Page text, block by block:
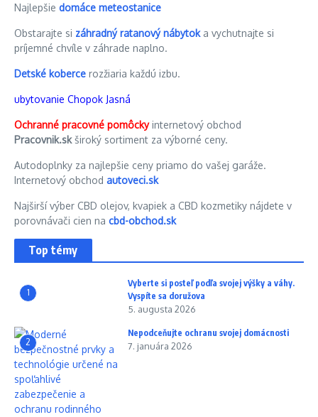
Najlepšie domáce meteostanice
Obstarajte si záhradný ratanový nábytoka vychutnajte si
príjemné chvíle v záhrade naplno.
Detské koberce rozžiaria každú izbu.
ubytovanie Chopok Jasná
Ochranné pracovné pomôckyinternetový obchod
Pracovnik.skširoký sortiment za výborné ceny.
Autodoplnky za najlepšie ceny priamo do vašej garáže.
Internetový obchod autoveci.sk
Najširší výber CBD olejov, kvapiek a CBD kozmetiky nájdete v
porovnávači cien na cbd-obchod.sk
Top témy
1
Vyberte si posteľ podľa svojej výšky a váhy.
Vyspíte sa doružova
5. augusta 2026
2
Nepodceňujte ochranu svojej domácnosti
7. januára 2026